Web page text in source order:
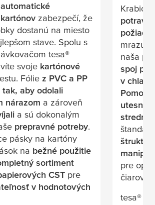
zabezpečí, že
dostanú na miesto
stave. Spolu s
tesa®
svoje kartónové
Fólie z PVC a PP
aby odolali
nárazom a zároveň
a sú dokonalým
prepravné potreby.
pásky na kartóny
na bežné použitie
sortiment
CST pre
v hodnotových
Krabice
mrazu
naša
spoj
v
utesnite
pre
tesa®